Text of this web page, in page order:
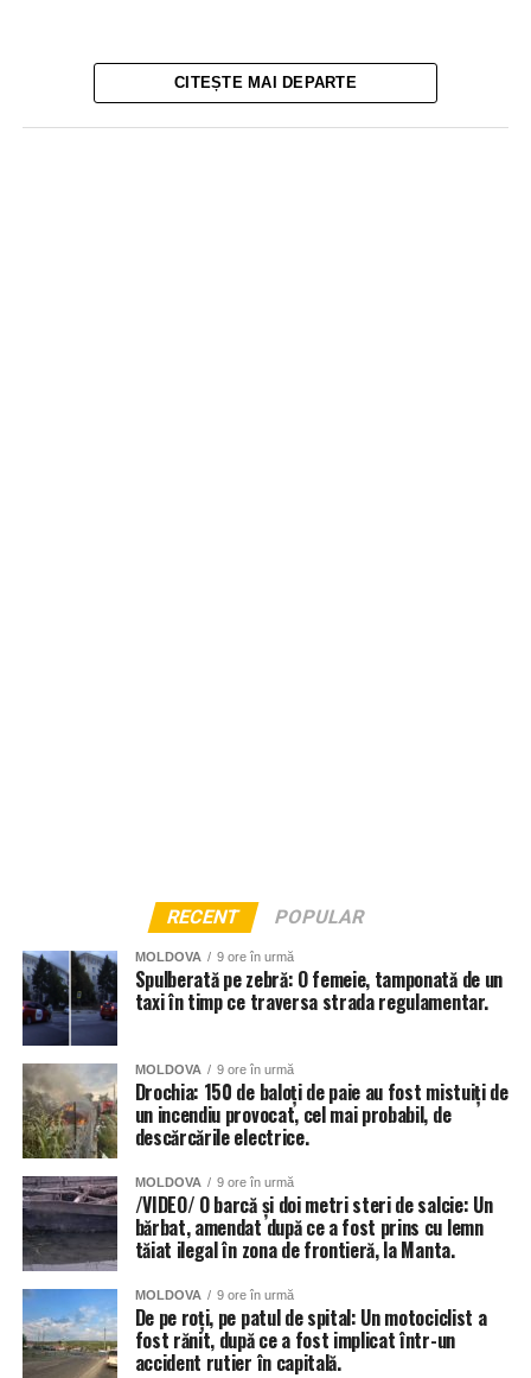
CITEȘTE MAI DEPARTE
RECENT POPULAR
MOLDOVA 9 ore în urmă
Spulberată pe zebră: O femeie, tamponată de un
taxi în timp ce traversa strada regulamentar.
MOLDOVA 9 ore în urmă
Drochia: 150 de baloți de paie au fost mistuiți de
un incendiu provocat, cel mai probabil, de
descărcările electrice.
MOLDOVA 9 ore în urmă
/VIDEO/ O barcă și doi metri steri de salcie: Un
bărbat, amendat după ce a fost prins cu lemn
tăiat ilegal în zona de frontieră, la Manta.
MOLDOVA 9 ore în urmă
De pe roți, pe patul de spital: Un motociclist a
fost rănit, după ce a fost implicat într-un
accident rutier în capitală.